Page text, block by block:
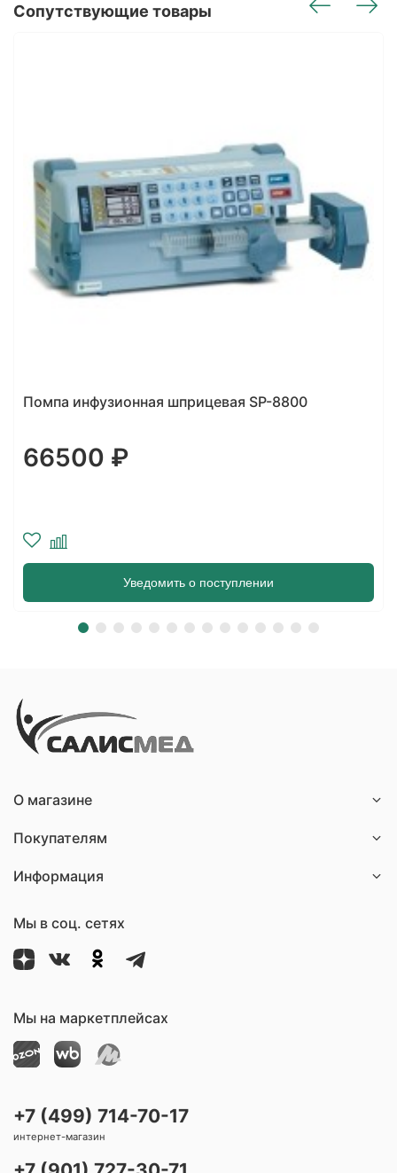
Сопутствующие товары
Помпа инфузионная НАТАНА ГРУПП 275 мл с
2700 ₽
В корзину
О магазине
Покупателям
Информация
Мы в соц. сетях
Мы на маркетплейсах
+7 (499) 714-70-17
интернет-магазин